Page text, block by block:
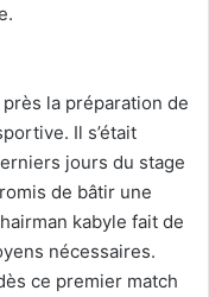
la préparation de
Il s’était
jours du stage
de bâtir une
kabyle fait de
nécessaires.
ce premier match